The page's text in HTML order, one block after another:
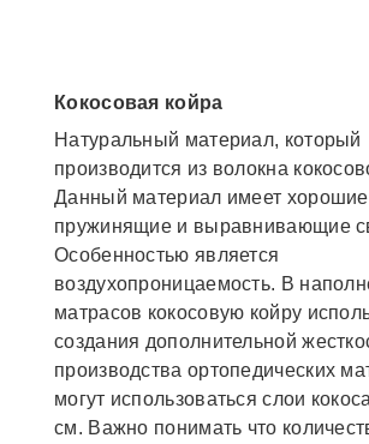
Кокосовая койра
Натуральный материал, который
производится из волокна
Данный материал имеет хорошие
пружинящие и выравнивающие
Особенностью является
воздухопроницаемость. В
матрасов кокосовую койру
создания дополнительной
производства ортопедических
могут использоваться слои
см. Важно понимать что